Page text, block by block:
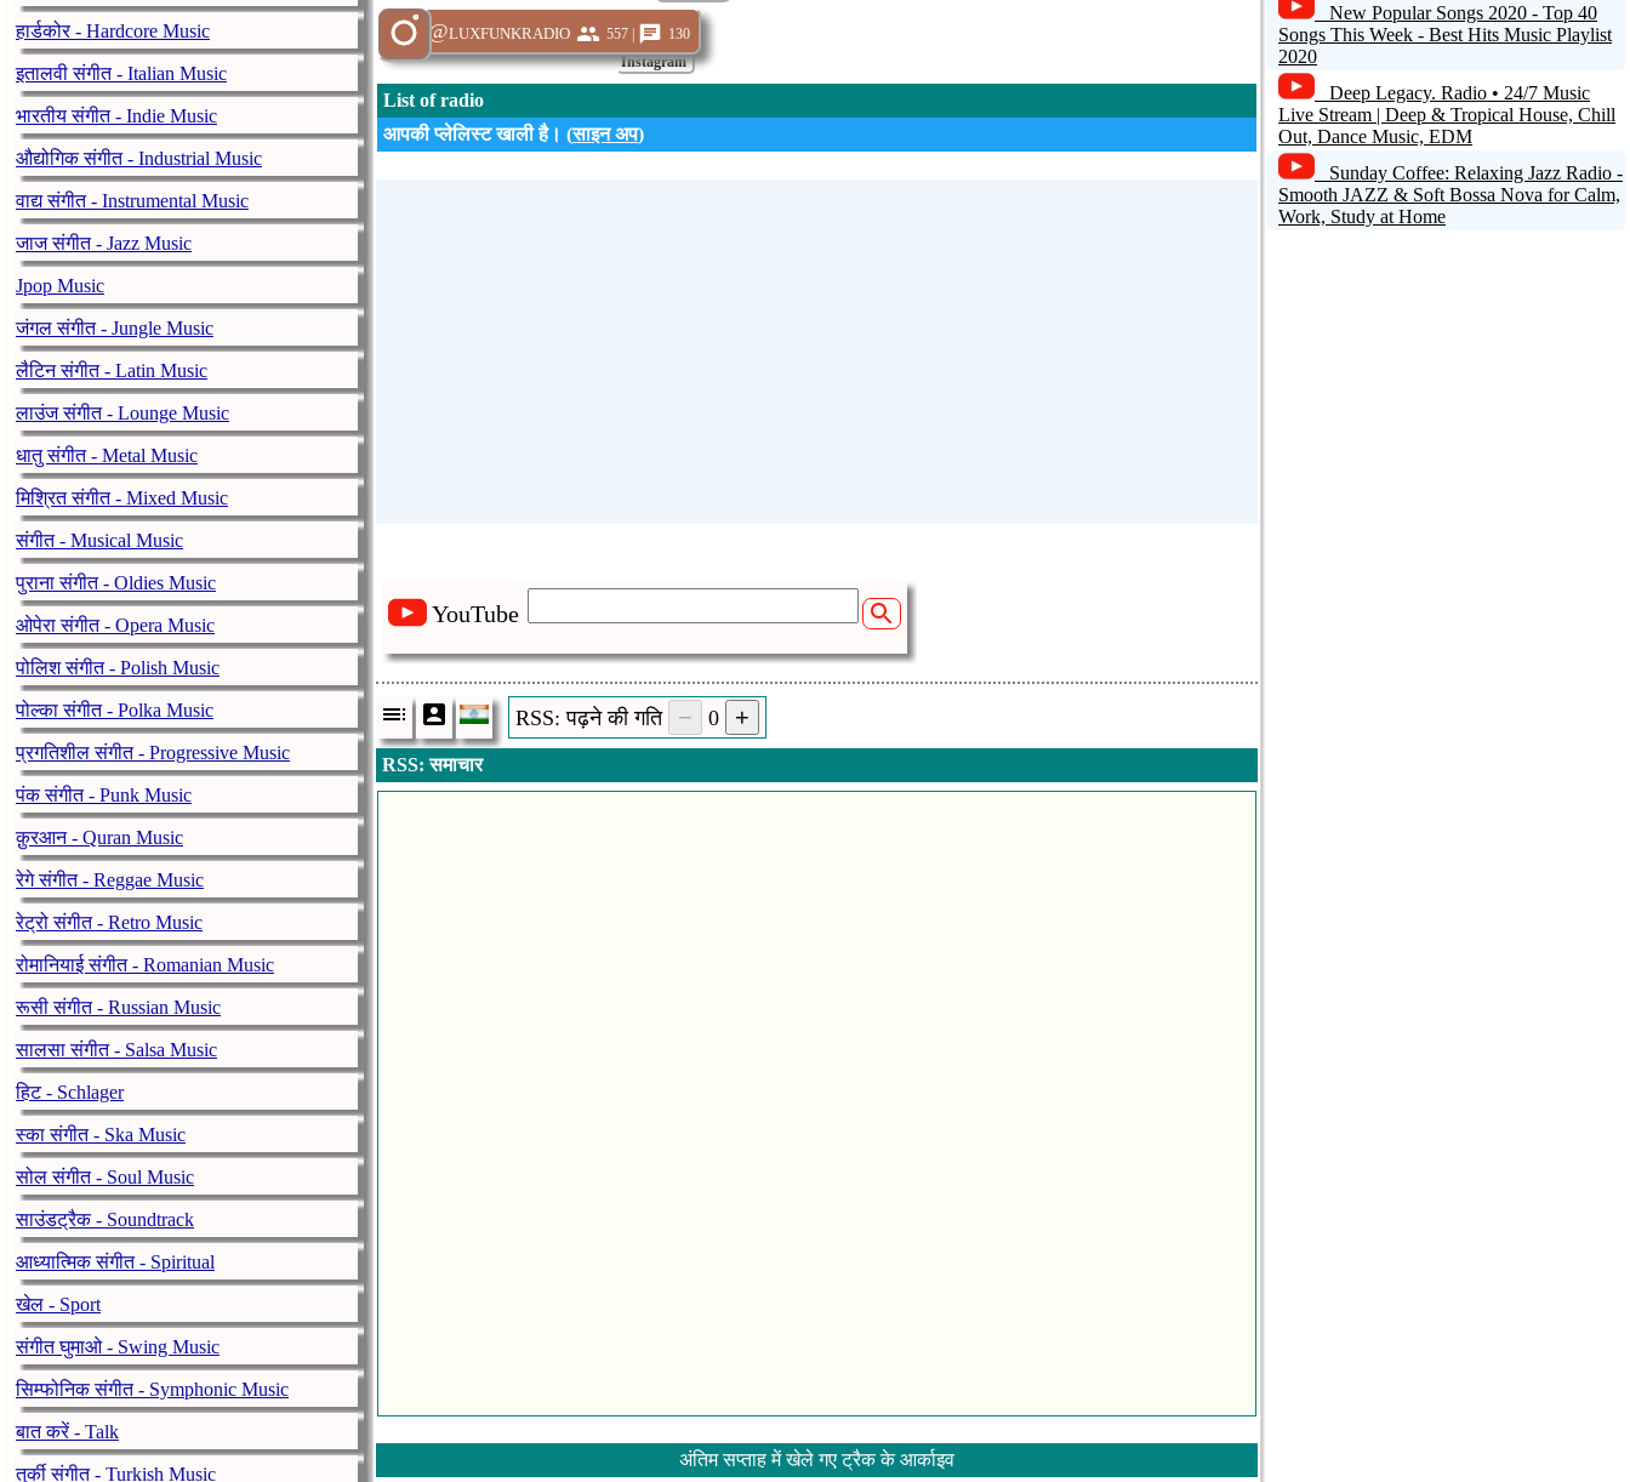
हार्डकोर - Hardcore Music
इतालवी संगीत - Italian Music
भारतीय संगीत - Indie Music
औद्योगिक संगीत - Industrial Music
वाद्य संगीत - Instrumental Music
जाज संगीत - Jazz Music
Jpop Music
जंगल संगीत - Jungle Music
लैटिन संगीत - Latin Music
लाउंज संगीत - Lounge Music
धातु संगीत - Metal Music
मिश्रित संगीत - Mixed Music
संगीत - Musical Music
पुराना संगीत - Oldies Music
ओपेरा संगीत - Opera Music
पोलिश संगीत - Polish Music
पोल्का संगीत - Polka Music
प्रगतिशील संगीत - Progressive Music
पंक संगीत - Punk Music
क़ुरआन - Quran Music
रेगे संगीत - Reggae Music
रेट्रो संगीत - Retro Music
रोमानियाई संगीत - Romanian Music
रूसी संगीत - Russian Music
सालसा संगीत - Salsa Music
हिट - Schlager
स्का संगीत - Ska Music
सोल संगीत - Soul Music
साउंडट्रैक - Soundtrack
आध्यात्मिक संगीत - Spiritual
खेल - Sport
संगीत घुमाओ - Swing Music
सिम्फोनिक संगीत - Symphonic Music
बात करें - Talk
तुर्की संगीत - Turkish Music
Instagram
@luxfunkradio 557 | 130
List of radio
आपकी प्लेलिस्ट खाली है। (साइन अप)
YouTube
RSS: पढ़ने की गति 0
RSS: समाचार
अंतिम सप्ताह में खेले गए ट्रैक के आर्काइव
New Popular Songs 2020 - Top 40
Songs This Week - Best Hits Music Playlist
2020
Deep Legacy. Radio • 24/7 Music
Live Stream | Deep & Tropical House, Chill
Out, Dance Music, EDM
Sunday Coffee: Relaxing Jazz Radio -
Smooth JAZZ & Soft Bossa Nova for Calm,
Work, Study at Home